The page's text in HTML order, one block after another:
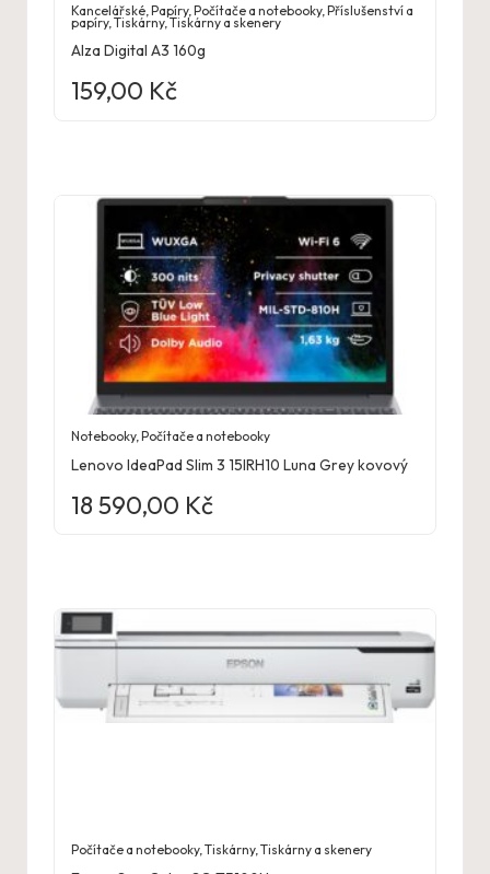
Kancelářské ,Papíry,Počítače a notebooky,Příslušenství a
papíry,Tiskárny,Tiskárny a skenery
Alza Digital A3 160g
159,00 Kč
Notebooky,Počítače a notebooky
Lenovo IdeaPad Slim 3 15IRH10 Luna Grey kovový
18 590,00 Kč
Počítače a notebooky,Tiskárny,Tiskárny a skenery